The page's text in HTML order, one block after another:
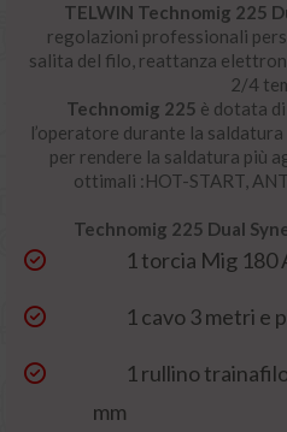
TELWIN Technomig 225
regolazioni professionali
salita del filo, reattanza
2/4
Technomig 225 è dotata
l’operatore durante la
per rendere la saldatura più
ottimali :HOT-START,
Technomig 225 Dual
1 torcia Mig 180
1 cavo 3 metri e
1 rullino trainafilo
mm